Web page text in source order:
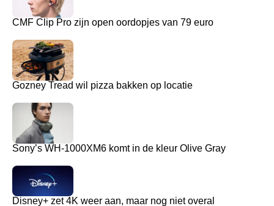
CMF Clip Pro zijn open oordopjes van 79 euro
Gozney Tread wil pizza bakken op locatie
Sony’s WH-1000XM6 komt in de kleur Olive Gray
Disney+ zet 4K weer aan, maar nog niet overal